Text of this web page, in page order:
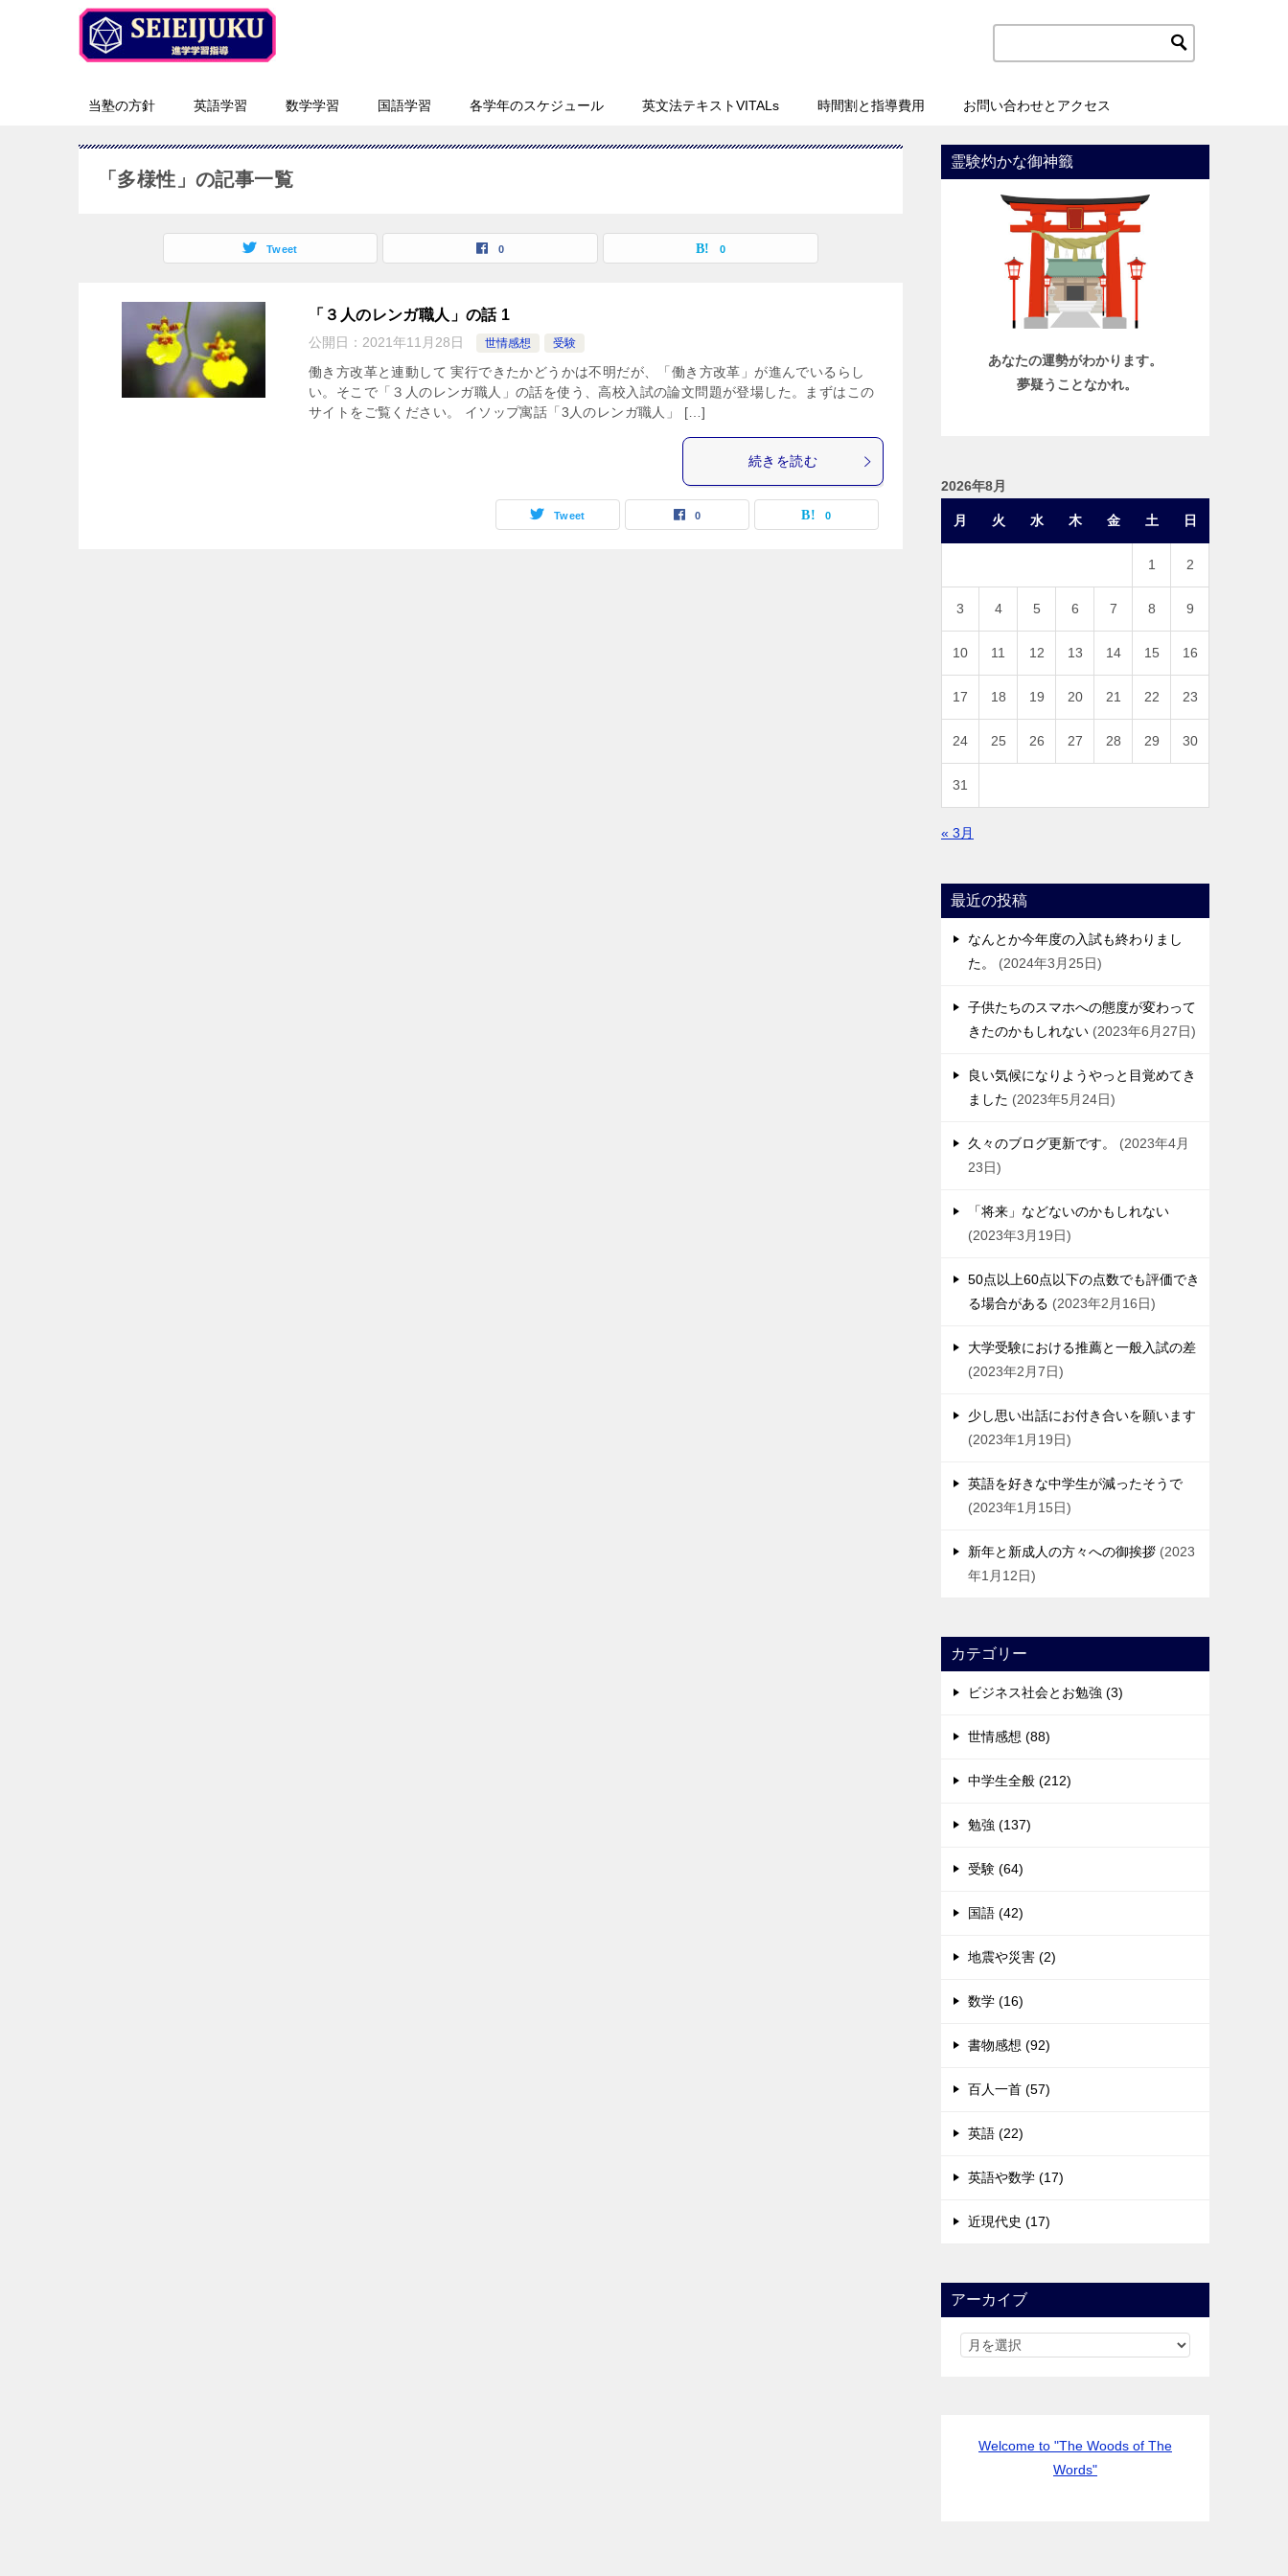
当塾の方針 英語学習 数学学習 国語学習 各学年のスケジュール 英文法テキストVITALs 時間割と指導費用 お問い合わせとアクセス
「多様性」の記事一覧
Tweet 0 0
「３人のレンガ職人」の話 1
公開日： 2021年11月28日 世情感想 受験
働き方改革と連動して 実行できたかどうかは不明だが、「働き方改革」が進んでいるらし
い。そこで「３人のレンガ職人」の話を使う、高校入試の論文問題が登場した。まずはこの
サイトをご覧ください。 イソップ寓話「3人のレンガ職人」 […]
続きを読む
Tweet 0 0
霊験灼かな御神籤
あなたの運勢がわかります。
夢疑うことなかれ。
2026年8月
月 火 水 木 金 土 日
1 2
3 4 5 6 7 8 9
10 11 12 13 14 15 16
17 18 19 20 21 22 23
24 25 26 27 28 29 30
31
« 3月
最近の投稿
なんとか今年度の入試も終わりまし
た。
2024年3月25日
子供たちのスマホへの態度が変わって
きたのかもしれない 2023年6月27日
良い気候になりようやっと目覚めてき
ました
2023年5月24日
久々のブログ更新です。
2023年4月
23日
「将来」などないのかもしれない
2023年3月19日
50点以上60点以下の点数でも評価でき
る場合がある
2023年2月16日
大学受験における推薦と一般入試の差
2023年2月7日
少し思い出話にお付き合いを願います
2023年1月19日
英語を好きな中学生が減ったそうで
2023年1月15日
新年と新成人の方々への御挨拶 2023
年1月12日
カテゴリー
ビジネス社会とお勉強 (3)
世情感想 (88)
中学生全般 (212)
勉強 (137)
受験 (64)
国語 (42)
地震や災害 (2)
数学 (16)
書物感想 (92)
百人一首 (57)
英語 (22)
英語や数学 (17)
近現代史 (17)
アーカイブ
Welcome to "The Woods of The
Words"